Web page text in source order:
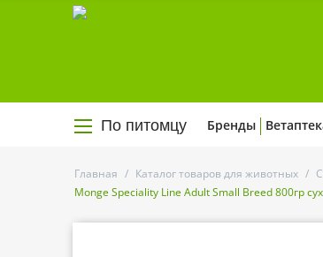
По питомцу Бренды
Главная / Каталог товаров для животных /
Monge Speciality Line Adult Small Breed 800гр